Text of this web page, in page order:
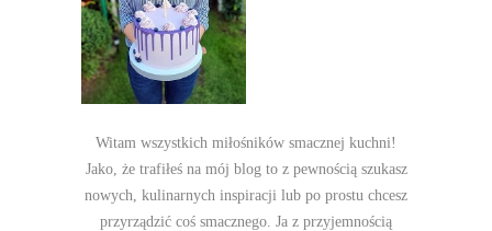
Witam wszystkich miłośników smacznej kuchni!
Jako, że trafiłeś na mój blog to z pewnością szukasz
nowych, kulinarnych inspiracji lub po prostu chcesz
przyrządzić coś smacznego. Ja z przyjemnością